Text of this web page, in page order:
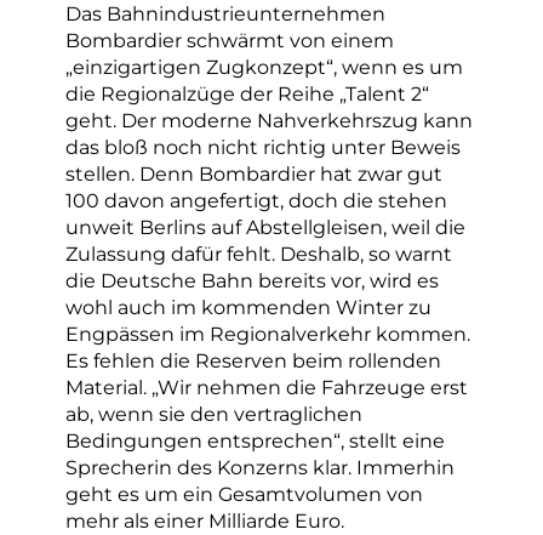
Das Bahnindustrieunternehmen
Bombardier schwärmt von einem
„einzigartigen Zugkonzept“, wenn es um
die Regionalzüge der Reihe „Talent 2“
geht. Der moderne Nahverkehrszug kann
das bloß noch nicht richtig unter Beweis
stellen. Denn Bombardier hat zwar gut
100 davon angefertigt, doch die stehen
unweit Berlins auf Abstellgleisen, weil die
Zulassung dafür fehlt. Deshalb, so warnt
die Deutsche Bahn bereits vor, wird es
wohl auch im kommenden Winter zu
Engpässen im Regionalverkehr kommen.
Es fehlen die Reserven beim rollenden
Material. „Wir nehmen die Fahrzeuge erst
ab, wenn sie den vertraglichen
Bedingungen entsprechen“, stellt eine
Sprecherin des Konzerns klar. Immerhin
geht es um ein Gesamtvolumen von
mehr als einer Milliarde Euro.